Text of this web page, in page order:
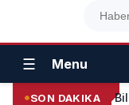
☰ Menu
SON DAKIKA